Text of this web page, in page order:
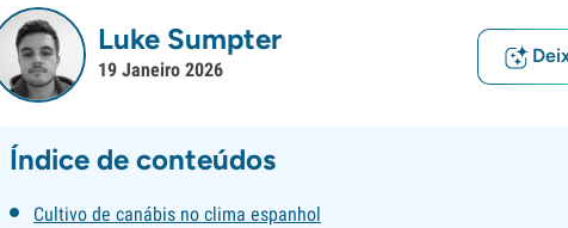
Luke Sumpter
19 Janeiro 2026
Índice de conteúdos
Cultivo de canábis no clima espanhol